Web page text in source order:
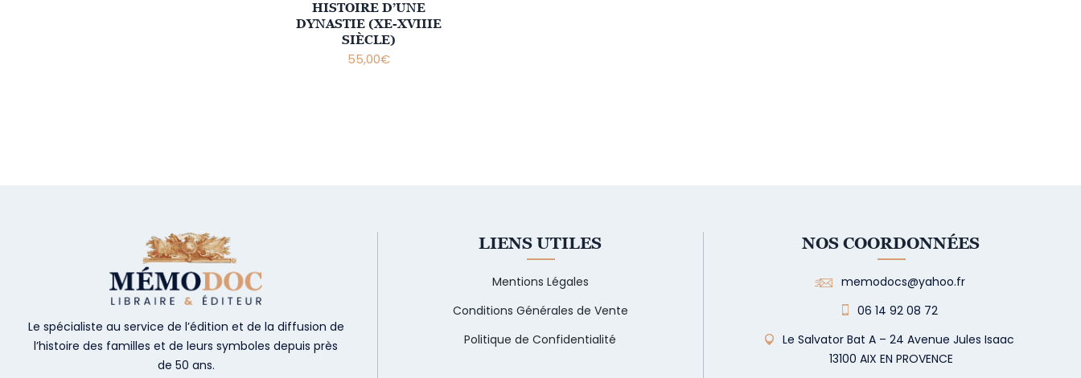
HISTOIRE D’UNE
DYNASTIE (XE-XVIIIE
SIÈCLE)
55,00€
Le spécialiste au service de l’édition et de la diffusion de
l’histoire des familles et de leurs symboles depuis près
de 50 ans.
LIENS UTILES
Mentions Légales
Conditions Générales de Vente
Politique de Confidentialité
NOS COORDONNÉES
memodocs@yahoo.fr
06 14 92 08 72
Le Salvator Bat A – 24 Avenue Jules Isaac
13100 AIX EN PROVENCE